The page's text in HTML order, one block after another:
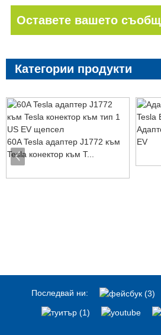
Оставете вашето
Категории продукти
60A Tesla адаптер J1772 към
Tesla конектор към T...
EV
Последвай ни: